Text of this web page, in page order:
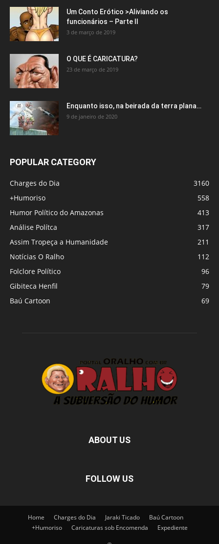
Um Conto Erótico >Aliviando os
funcionários – Parte II
3 de março de 2019
O QUE É CARICATURA?
23 de março de 2019
Enquanto isso, na beirada da terra plana…
9 de janeiro de 2020
POPULAR CATEGORY
Charges do Dia
3160
+Humoriso
558
Humor Político do Amazonas
413
Análise Polítca
317
Assim Tropeça a Humanidade
211
Notícias O Ralho
112
Folclore Político
96
Gibiteca Henfil
79
Baú Cartoon
69
ABOUT US
FOLLOW US
Home Charges do Dia Jaraki Ticado
Baú Cartoon
+Humoriso
Caricaturas sob Encomenda Expediente